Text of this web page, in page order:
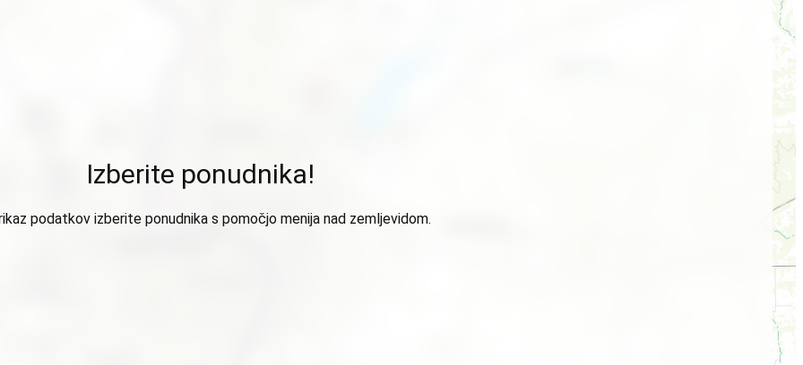
Izberite ponudnika!
podatkov izberite ponudnika s pomočjo menija nad zemljevidom.